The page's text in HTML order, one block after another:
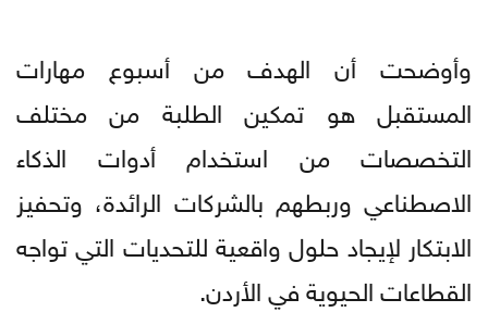
وأوضحت أن الهدف من أسبوع مهارات
المستقبل هو تمكين الطلبة من مختلف
التخصصات من استخدام أدوات الذكاء
الاصطناعي وربطهم بالشركات الرائدة، وتحفيز
الابتكار لإيجاد حلول واقعية للتحديات التي تواجه
القطاعات الحيوية في الأردن.